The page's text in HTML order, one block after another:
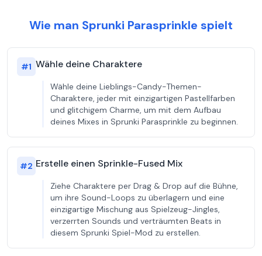
Wie man Sprunki Parasprinkle spielt
#1 Wähle deine Charaktere
Wähle deine Lieblings-Candy-Themen-
Charaktere, jeder mit einzigartigen Pastellfarben
und glitchigem Charme, um mit dem Aufbau
deines Mixes in Sprunki Parasprinkle zu beginnen.
#2 Erstelle einen Sprinkle-Fused Mix
Ziehe Charaktere per Drag & Drop auf die Bühne,
um ihre Sound-Loops zu überlagern und eine
einzigartige Mischung aus Spielzeug-Jingles,
verzerrten Sounds und verträumten Beats in
diesem Sprunki Spiel-Mod zu erstellen.